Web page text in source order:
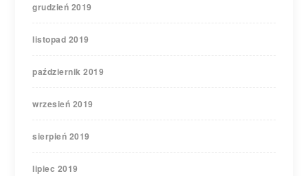
grudzień 2019
listopad 2019
październik 2019
wrzesień 2019
sierpień 2019
lipiec 2019